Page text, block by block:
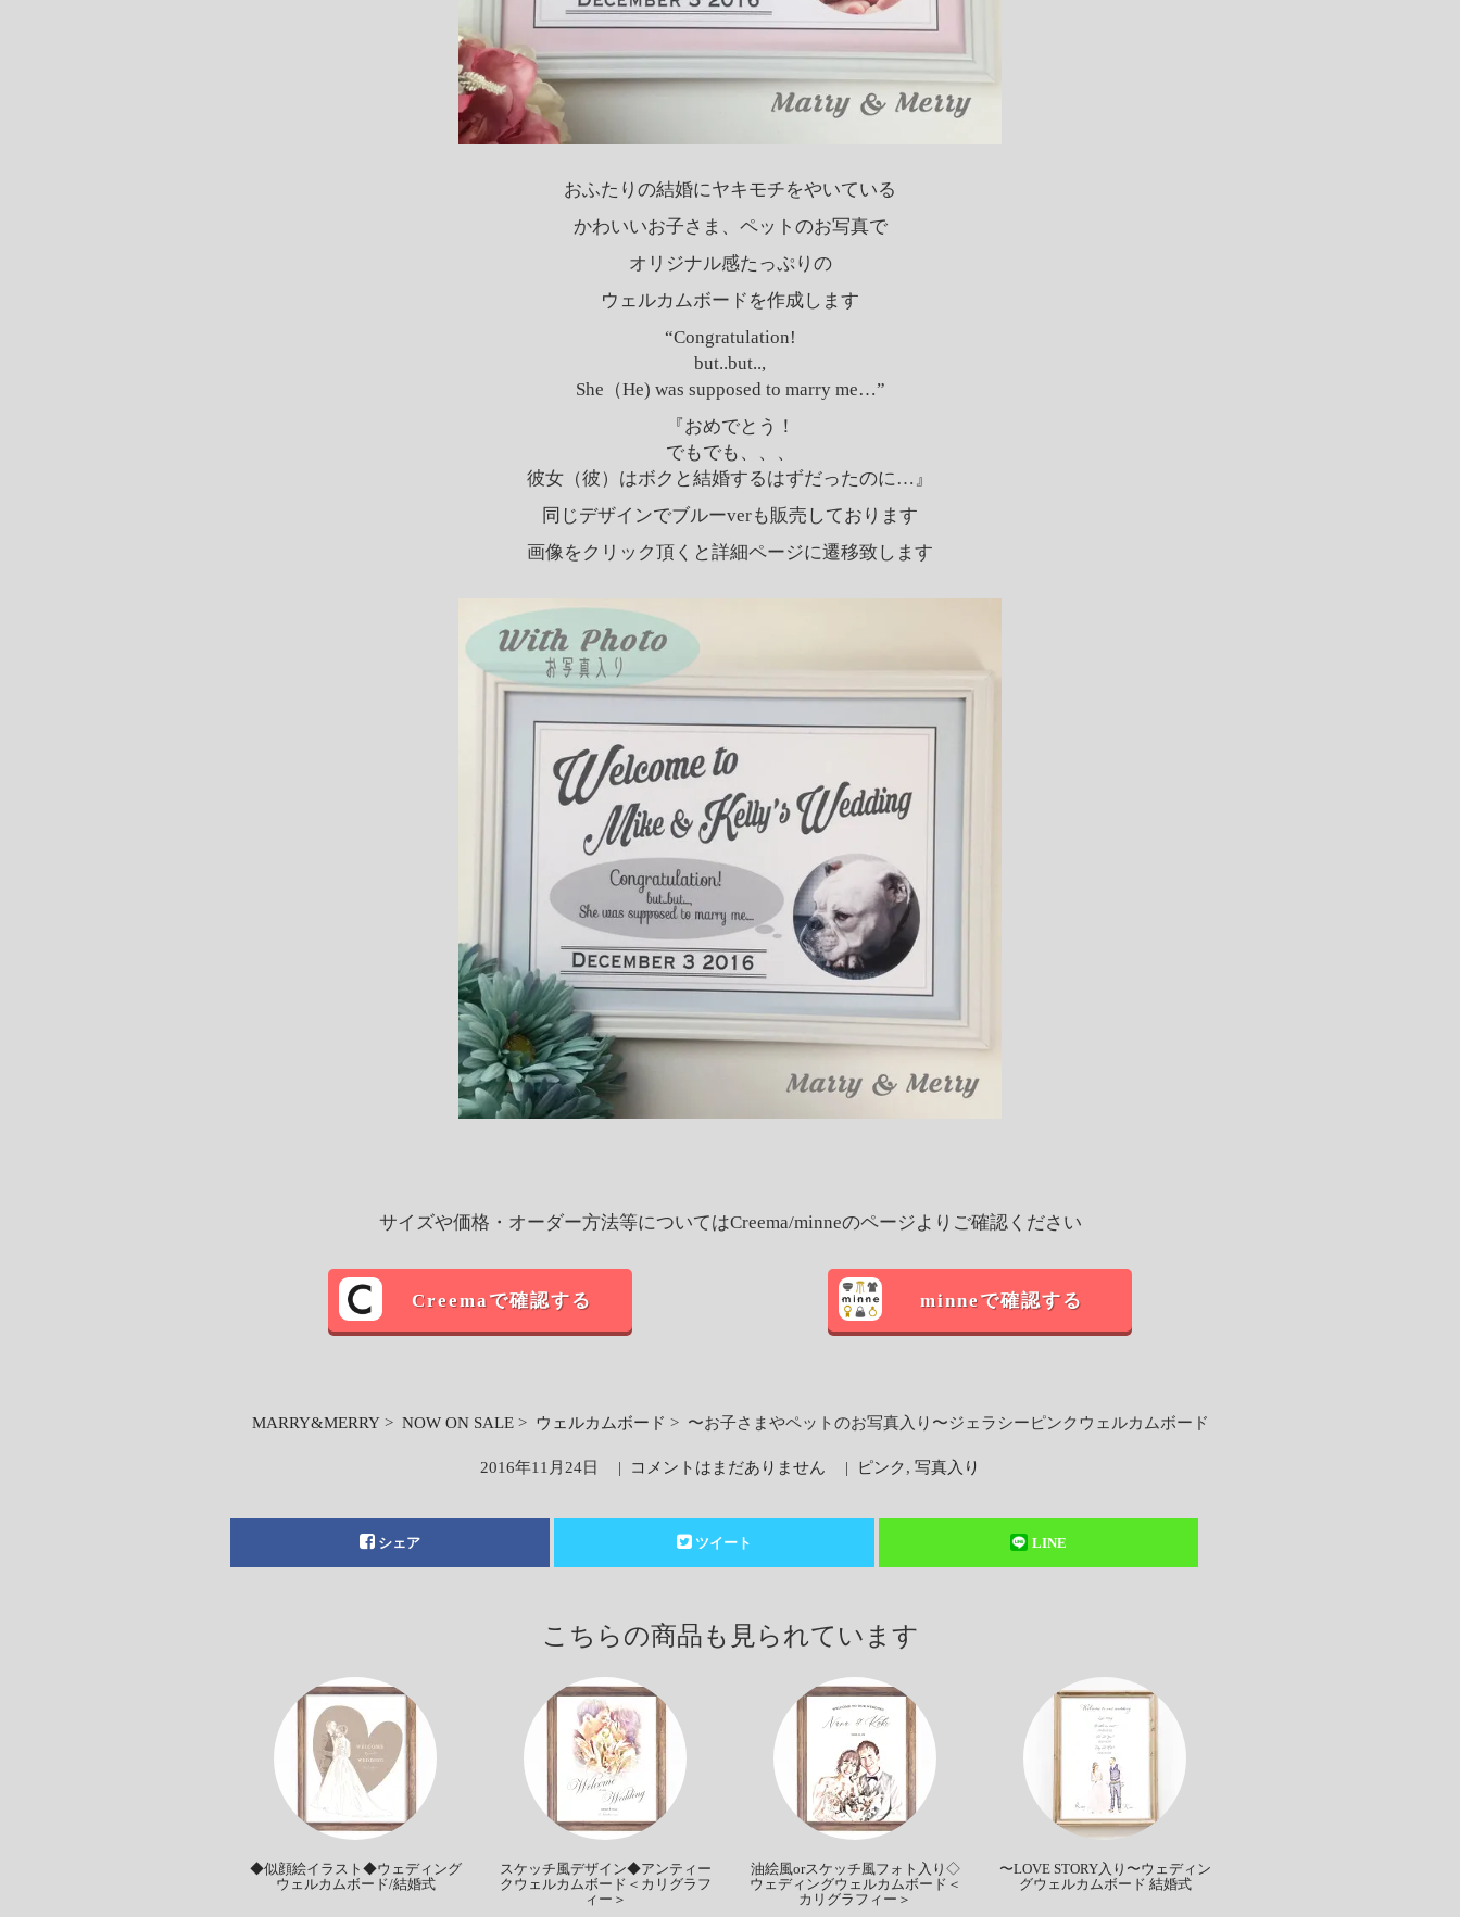
おふたりの結婚にヤキモチをやいている
かわいいお子さま、ペットのお写真で
オリジナル感たっぷりの
ウェルカムボードを作成します
“Congratulation!
but..but..,
She（He) was supposed to marry me…”
『おめでとう！
でもでも、、、
彼女（彼）はボクと結婚するはずだったのに…』
同じデザインでブルーverも販売しております
画像をクリック頂くと詳細ページに遷移致します
サイズや価格・オーダー方法等についてはCreema/minneのページよりご確認ください
Creemaで確認する minneで確認する
MARRY&MERRY> NOW ON SALE> ウェルカムボード > 〜お子さまやペットのお写真入り〜ジェラシーピンクウェルカムボード
2016年11月24日 | コメントはまだありません | ピンク, 写真入り
シェア ツイート LINE
こちらの商品も見られています
◆似顔絵イラスト◆ウェディング
ウェルカムボード/結婚式
スケッチ風デザイン◆アンティー
クウェルカムボード＜カリグラフ
ィー＞
油絵風orスケッチ風フォト入り◇
ウェディングウェルカムボード＜
カリグラフィー＞
〜LOVE STORY入り〜ウェディン
グウェルカムボード 結婚式